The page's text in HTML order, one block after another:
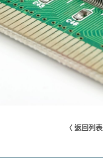
〈 返回列表